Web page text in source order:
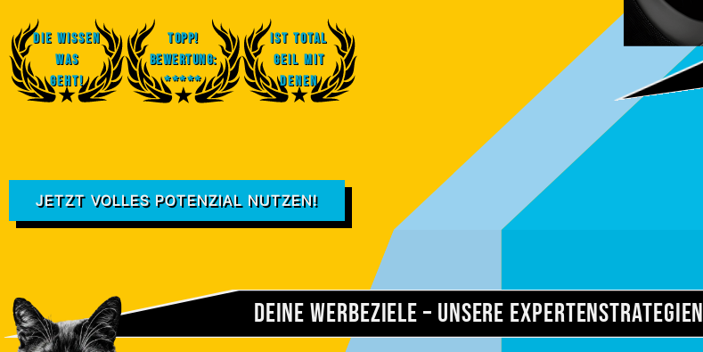
Die Wissen
was
geht!
Topp!
Bewertung:
*****
Ist total
geil mit
denen
JETZT VOLLES POTENZIAL NUTZEN!
Deine Werbeziele – Unsere Experten­strategien